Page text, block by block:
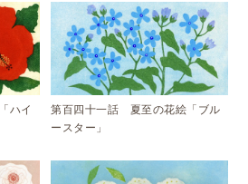
ハイ
第百四十一話 夏至の花絵「ブル
ースター」